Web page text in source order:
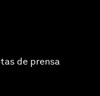
de prensa